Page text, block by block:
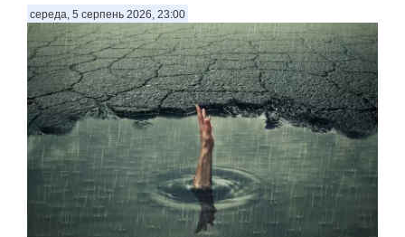
середа, 5 серпень 2026, 23:00